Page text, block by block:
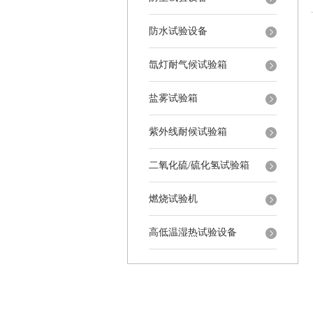
防水试验设备
氙灯耐气候试验箱
盐雾试验箱
紫外线耐候试验箱
二氧化硫/硫化氢试验箱
燃烧试验机
高低温湿热试验设备